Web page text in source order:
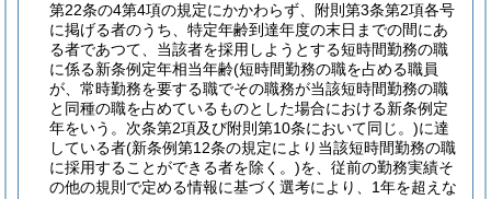
第22条の4第4項の規定にかかわらず、附則第3条第2項各号
に掲げる者のうち、特定年齢到達年度の末日までの間にあ
る者であつて、当該者を採用しようとする短時間勤務の職
に係る新条例定年相当年齢(短時間勤務の職を占める職員
が、常時勤務を要する職でその職務が当該短時間勤務の職
と同種の職を占めているものとした場合における新条例定
年をいう。次条第2項及び附則第10条において同じ。)に達
している者(新条例第12条の規定により当該短時間勤務の職
に採用することができる者を除く。)を、従前の勤務実績そ
の他の規則で定める情報に基づく選考により、1年を超えな